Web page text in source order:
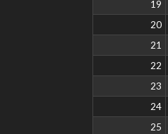
19
20
21
22
23
24
25